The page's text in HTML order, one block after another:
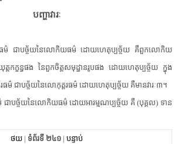
បញ្ហា​វារៈ
ជា​បច្ច័យ​នៃ​លោកិយ​ធម៌ ដោយហេតុ​ប្ប​ច្ច័​យ គឺ​ពួក​លោកិយ​
កក្ខន្ធ​ផង នៃ​ពួក​ចិត្តសមុដ្ឋាន​រូប​ផង ដោយហេតុ​ប្ប​ច្ច័​យ ក្នុង​
ជា​បច្ច័យ​នៃ​លោកុត្តរធម៌ ដោយហេតុ​ប្ប​ច្ច័​យ គឺ​មាន​វារៈ៣។
បច្ច័យ​នៃ​លោកិយ​ធម៌ ដោយ​អារម្មណ​ប្ប​ច្ច័​យ គឺ (បុគ្គល) ទាន​
ថយ| ទំព័រទី ២៤១| បន្ទាប់